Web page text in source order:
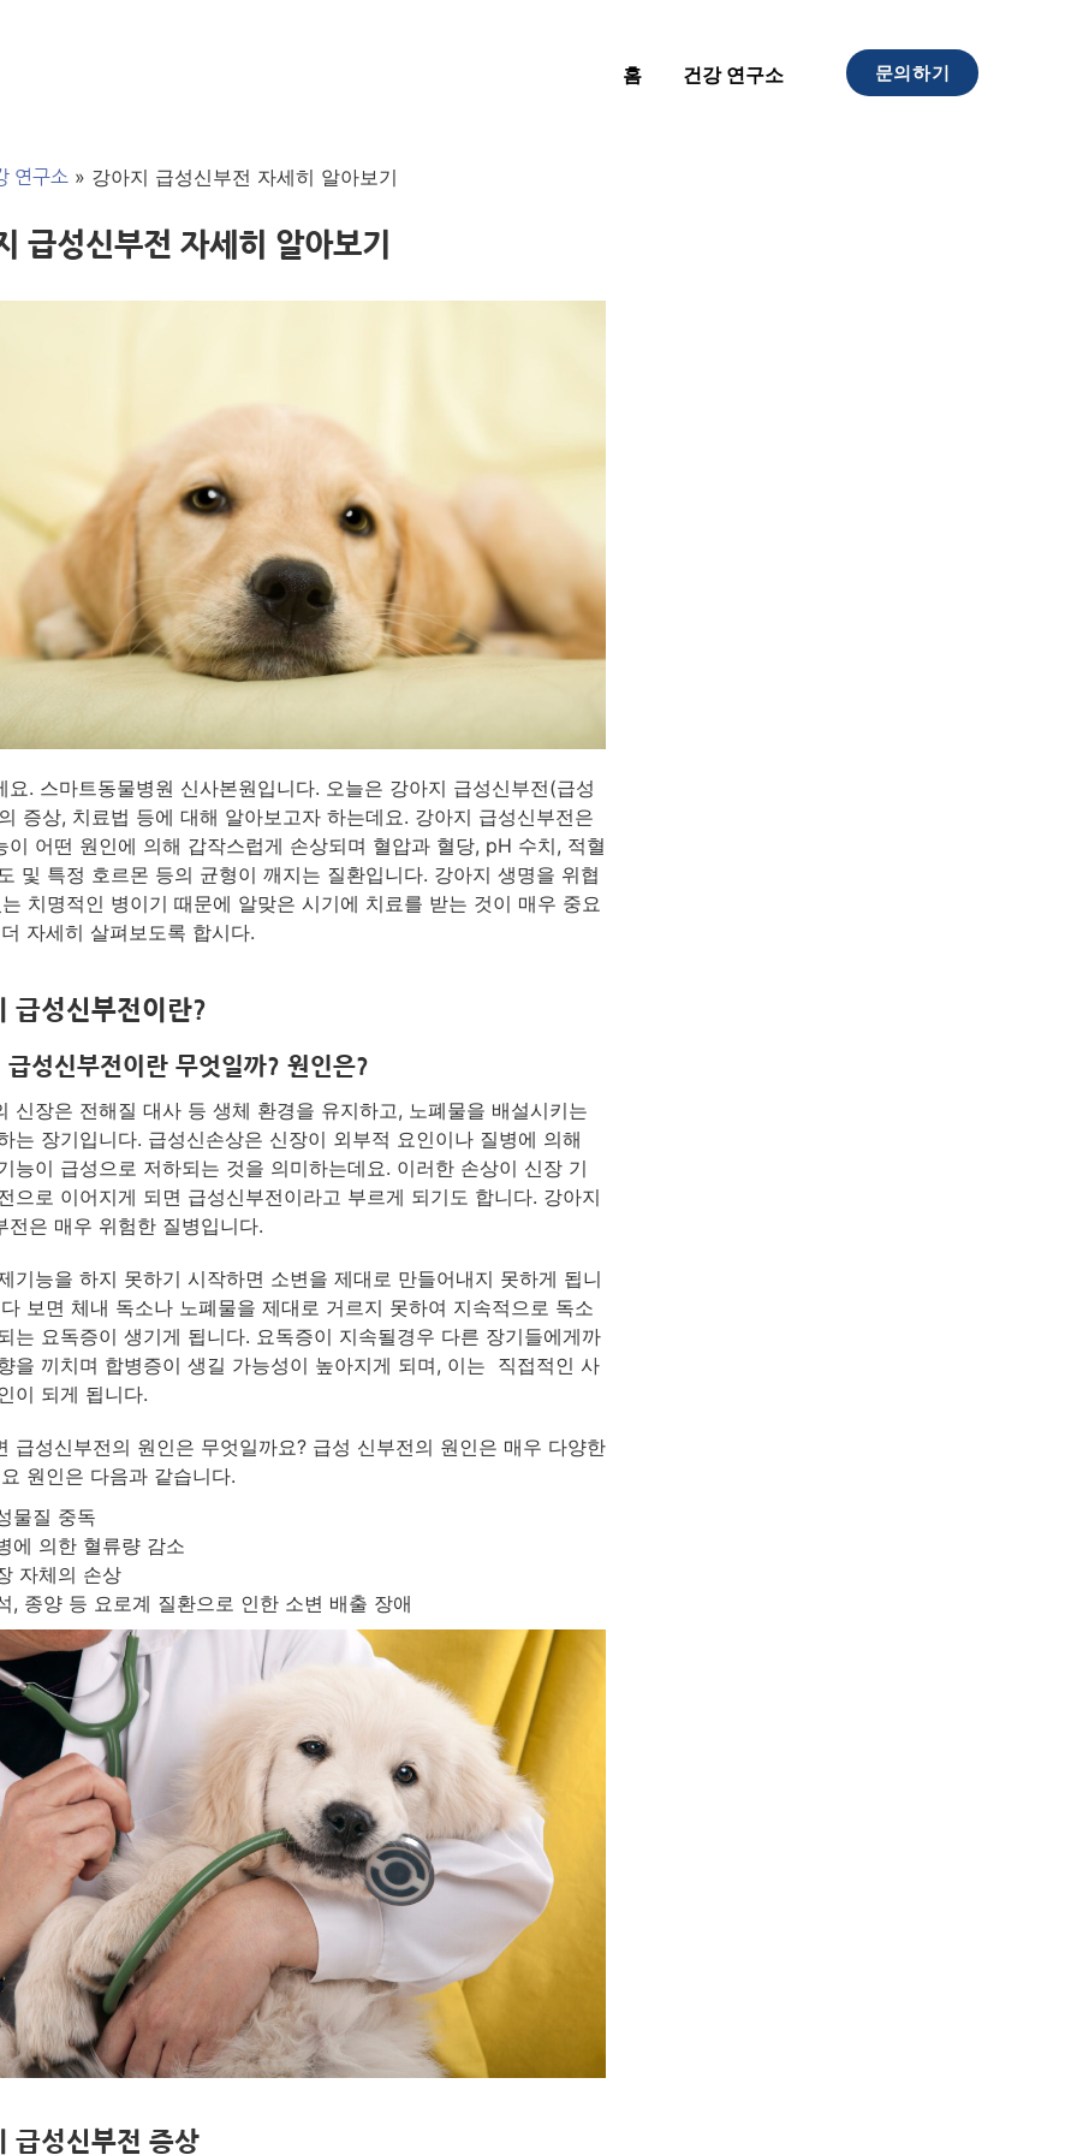
홈 건강 연구소 문의하기
연구소 » 강아지 급성신부전 자세히 알아보기
급성신부전 자세히 알아보기
요. 스마트동물병원 신사본원입니다. 오늘은 강아지 급성신부전(급성
증상, 치료법 등에 대해 알아보고자 하는데요. 강아지 급성신부전은
이 어떤 원인에 의해 갑작스럽게 손상되며 혈압과 혈당, pH 수치, 적혈
및 특정 호르몬 등의 균형이 깨지는 질환입니다. 강아지 생명을 위협
치명적인 병이기 때문에 알맞은 시기에 치료를 받는 것이 매우 중요
자세히 살펴보도록 합시다.
급성신부전이란?
급성신부전이란 무엇일까? 원인은?
신장은 전해질 대사 등 생체 환경을 유지하고, 노폐물을 배설시키는
는 장기입니다. 급성신손상은 신장이 외부적 요인이나 질병에 의해
능이 급성으로 저하되는 것을 의미하는데요. 이러한 손상이 신장 기
으로 이어지게 되면 급성신부전이라고 부르게 되기도 합니다. 강아지
전은 매우 위험한 질병입니다.
기능을 하지 못하기 시작하면 소변을 제대로 만들어내지 못하게 됩니
보면 체내 독소나 노폐물을 제대로 거르지 못하여 지속적으로 독소
는 요독증이 생기게 됩니다. 요독증이 지속될경우 다른 장기들에게까
을 끼치며 합병증이 생길 가능성이 높아지게 되며, 이는 직접적인 사
이 되게 됩니다.
급성신부전의 원인은 무엇일까요? 급성 신부전의 원인은 매우 다양한
원인은 다음과 같습니다.
물질 중독
에 의한 혈류량 감소
자체의 손상
, 종양 등 요로계 질환으로 인한 소변 배출 장애
급성신부전 증상